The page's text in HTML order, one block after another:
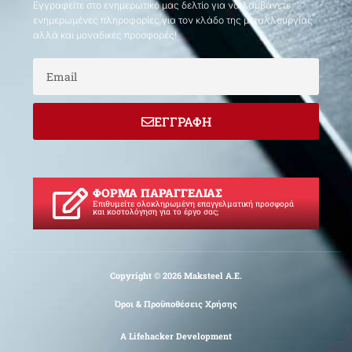
Εγγραφείτε στο ενημερωτικό μας δελτίο για να λαμβάνετε
ενημερωμένες πληροφορίες για τον κλάδο της μεταλλουργίας
αλλά και μοναδικές προσφορές!
ΕΓΓΡΑΦΗ
ΦΟΡΜΑ ΠΑΡΑΓΓΕΛΙΑΣ
Επιθυμείτε ολοκληρωμένη επαγγελματική προσφορά
και κοστολόγηση για το έργο σας;
Copyright © 2026 Maksteel Α.Ε.
Όροι & Προϋποθέσεις Χρήσης
A Lifehacker Development